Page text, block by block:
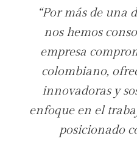
“Por más de una
nos hemos
empresa
colombiano,
innovadoras y
enfoque en el
posicionado